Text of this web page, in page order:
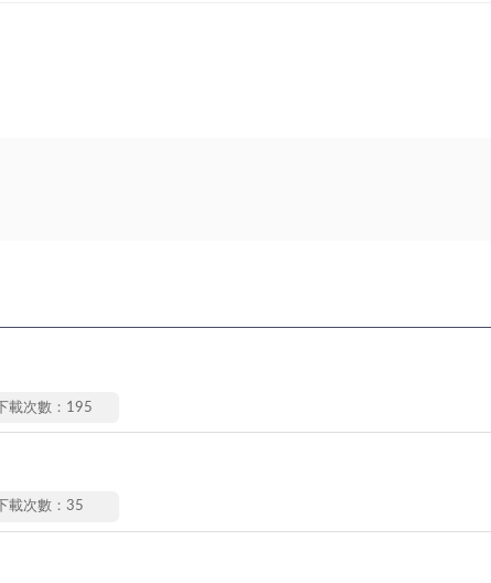
下載次數：195
下載次數：35